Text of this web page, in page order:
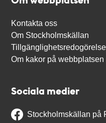
Kontakta oss
Om Stockholmskällan
Tillgänglighetsredogörelse
Om kakor på webbplatsen
Sociala medier
Stockholmskällan på